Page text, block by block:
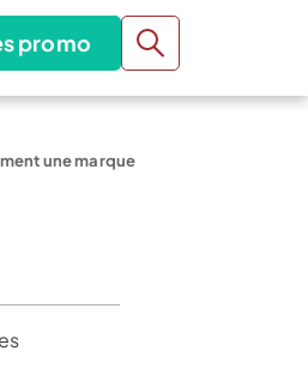
promo
une marque